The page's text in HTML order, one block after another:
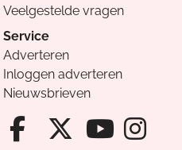
Veelgestelde vragen
Service
Adverteren
Inloggen adverteren
Nieuwsbrieven
Facebook
X van